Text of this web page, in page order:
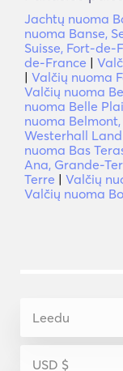
Jachtų nuoma
nuoma Banse,
Suisse, Fort-de-
de-France |
| Valčių nuoma
Valčių nuoma
nuoma Belle
nuoma
Westerhall
nuoma Bas
Ana, Grande-
Terre | Valčių
Valčių nuoma